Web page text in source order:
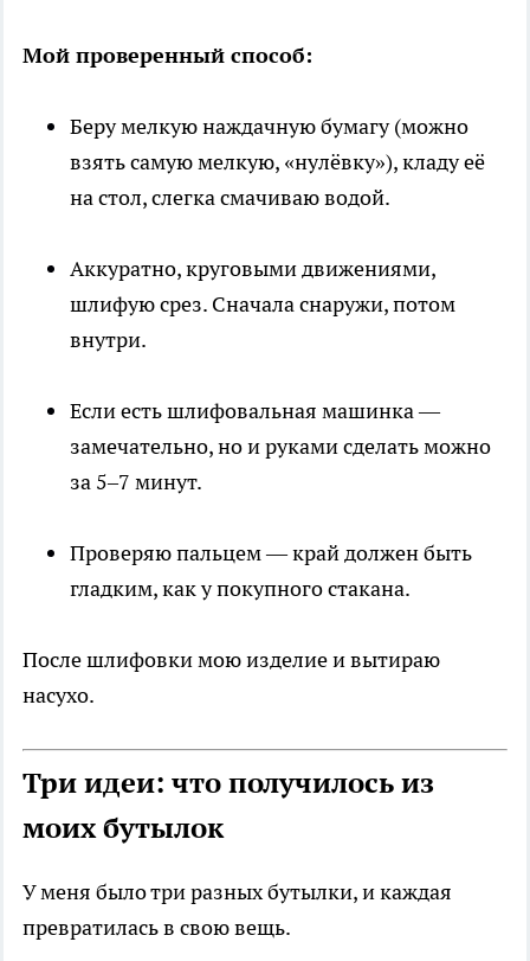
Мой проверенный способ:
Беру мелкую наждачную бумагу (можно
взять самую мелкую, «нулёвку»), кладу её
на стол, слегка смачиваю водой.
Аккуратно, круговыми движениями,
шлифую срез. Сначала снаружи, потом
внутри.
Если есть шлифовальная машинка —
замечательно, но и руками сделать можно
за 5–7 минут.
Проверяю пальцем — край должен быть
гладким, как у покупного стакана.
После шлифовки мою изделие и вытираю
насухо.
Три идеи: что получилось из
моих бутылок
У меня было три разных бутылки, и каждая
превратилась в свою вещь.